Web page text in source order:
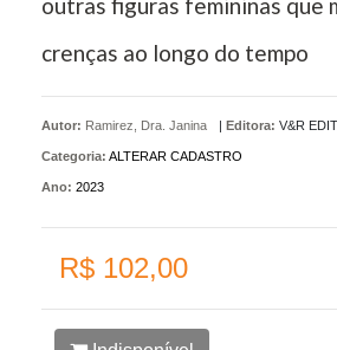
outras figuras femininas que
crenças ao longo do tempo
Autor: Ramirez, Dra. Janina Editora: V&R
Categoria: ALTERAR CADASTRO
Ano: 2023
R$ 102,00